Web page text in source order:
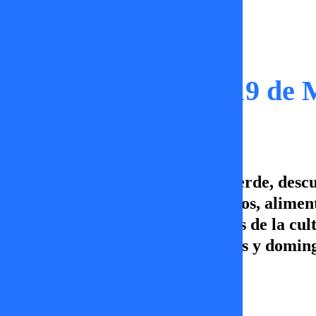
Tu Rumbo Verde | 19 de
En este capítulo de Tu Rumbo Verde,
como el cacao, distintos tubérculos,
junto a nosotros lugares sagrados de la
más en Tu Rumbo Verde, sábados y